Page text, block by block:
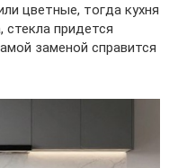
цветные, тогда кухня
стекла придется
заменой справится